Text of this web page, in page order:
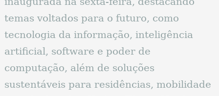
temas voltados para o futuro, como
tecnologia da informação, inteligência
artificial, software e poder de
computação, além de soluções
sustentáveis ​​para residências, mobilidade